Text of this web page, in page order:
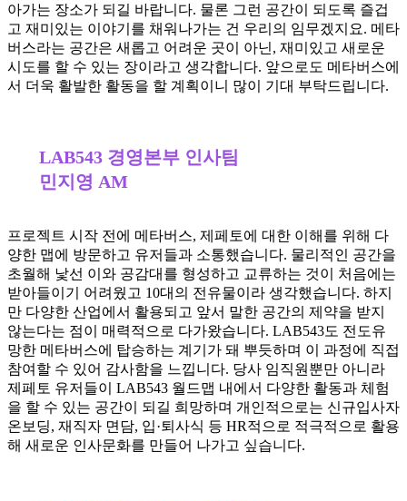
아가는 장소가 되길 바랍니다. 물론 그런 공간이 되도록 즐겁
고 재미있는 이야기를 채워나가는 건 우리의 임무겠지요. 메타
버스라는 공간은 새롭고 어려운 곳이 아닌, 재미있고 새로운
시도를 할 수 있는 장이라고 생각합니다. 앞으로도 메타버스에
서 더욱 활발한 활동을 할 계획이니 많이 기대 부탁드립니다.
LAB543 경영본부 인사팀
민지영 AM
프로젝트 시작 전에 메타버스, 제페토에 대한 이해를 위해 다
양한 맵에 방문하고 유저들과 소통했습니다. 물리적인 공간을
초월해 낯선 이와 공감대를 형성하고 교류하는 것이 처음에는
받아들이기 어려웠고 10대의 전유물이라 생각했습니다. 하지
만 다양한 산업에서 활용되고 앞서 말한 공간의 제약을 받지
않는다는 점이 매력적으로 다가왔습니다. LAB543도 전도유
망한 메타버스에 탑승하는 계기가 돼 뿌듯하며 이 과정에 직접
참여할 수 있어 감사함을 느낍니다. 당사 임직원뿐만 아니라
제페토 유저들이 LAB543 월드맵 내에서 다양한 활동과 체험
을 할 수 있는 공간이 되길 희망하며 개인적으로는 신규입사자
온보딩, 재직자 면담, 입·퇴사식 등 HR적으로 적극적으로 활용
해 새로운 인사문화를 만들어 나가고 싶습니다.